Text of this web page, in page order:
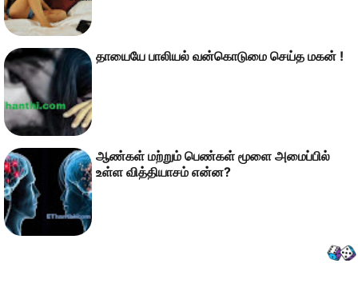
தாயையே பாலியல் வன்கொடுமை செய்த மகன் !
ஆண்கள் மற்றும் பெண்கள் மூளை அமைப்பில்
உள்ள வித்தியாசம் என்ன?